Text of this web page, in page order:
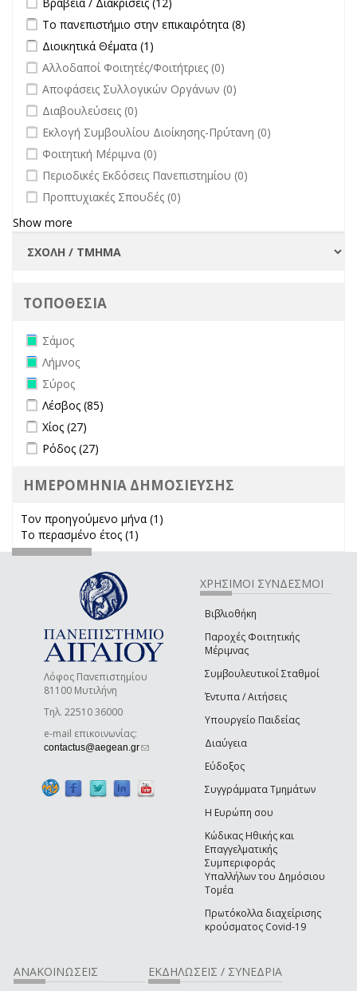
Βραβεία / Διακρίσεις (12)
Apply Το πανεπιστήμιο στην επικαιρότητα filter
Το πανεπιστήμιο στην επικαιρότητα (8)
Apply Διοικητικά Θέματα filter
Διοικητικά Θέματα (1)
undefined
Αλλοδαποί Φοιτητές/Φοιτήτριες (0)
undefined
Αποφάσεις Συλλογικών Οργάνων (0)
undefined
Διαβουλεύσεις (0)
undefined
Εκλογή Συμβουλίου Διοίκησης-Πρύτανη (0)
undefined
Φοιτητική Μέριμνα (0)
undefined
Περιοδικές Εκδόσεις Πανεπιστημίου (0)
undefined
Προπτυχιακές Σπουδές (0)
Show more
ΤΟΠΟΘΕΣΙΑ
Remove Σάμος filter
Σάμος
Remove Λήμνος filter
Λήμνος
Remove Σύρος filter
Σύρος
Apply Λέσβος filter
Λέσβος (85)
Apply Χίος filter
Χίος (27)
Apply Ρόδος filter
Ρόδος (27)
ΗΜΕΡΟΜΗΝΙΑ ΔΗΜΟΣΙΕΥΣΗΣ
Τον προηγούμενο μήνα (1)
Το περασμένο έτος (1)
Λόφος Πανεπιστημίου
81100 Μυτιλήνη
Τηλ. 22510 36000
e-mail επικοινωνίας:
contactus@aegean.gr(link sends e-mail)
ΧΡΗΣΙΜΟΙ ΣΥΝΔΕΣΜΟΙ
Βιβλιοθήκη
Παροχές Φοιτητικής
Μέριμνας
Συμβουλευτικοί Σταθμοί
Έντυπα / Αιτήσεις
Υπουργείο Παιδείας
Διαύγεια
Εύδοξος
Συγγράμματα Τμημάτων
Η Ευρώπη σου
Κώδικας Ηθικής και
Επαγγελματικής
Συμπεριφοράς
Υπαλλήλων του Δημόσιου
Τομέα
Πρωτόκολλα διαχείρισης
κρούσματος Covid-19
ΑΝΑΚΟΙΝΩΣΕΙΣ ΕΚΔΗΛΩΣΕΙΣ / ΣΥΝΕΔΡΙΑ